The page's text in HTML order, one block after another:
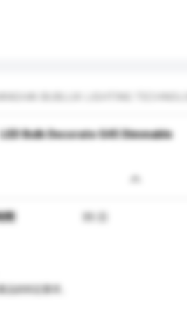
LED Bulb Decorate G45 Dimmable
間